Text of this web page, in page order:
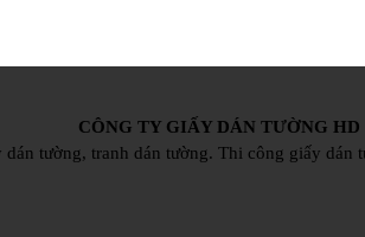
CÔNG TY GIẤY DÁN TƯỜNG HD
dán tường, tranh dán tường. Thi công giấy dán